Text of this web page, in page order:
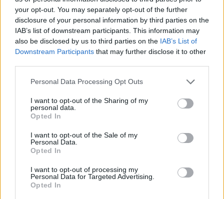
your opt-out. You may separately opt-out of the further
disclosure of your personal information by third parties on the
IAB’s list of downstream participants. This information may
also be disclosed by us to third parties on the IAB’s List of
Downstream Participants that may further disclose it to other
Personal Data Processing Opt Outs
I want to opt-out of the Sharing of my
personal data.
Opted In
I want to opt-out of the Sale of my
Personal Data.
Opted In
I want to opt-out of processing my
Personal Data for Targeted Advertising.
Opted In
In evidenza